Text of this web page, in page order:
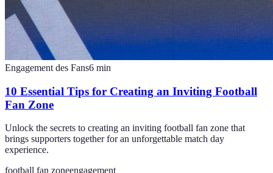
Engagement des Fans6 min
10 Essential Tips for Creating an Inviting Football
Fan Zone
Unlock the secrets to creating an inviting football fan zone that
brings supporters together for an unforgettable match day
experience.
football fan zoneengagement